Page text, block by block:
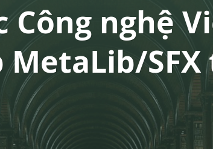
Công nghệ
MetaLib/